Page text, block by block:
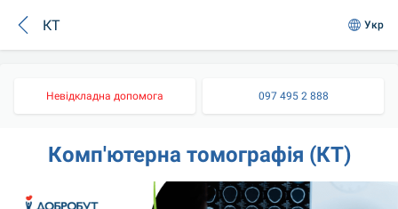
КТ Укр
Невідкладна допомога 097 495 2 888
Комп'ютерна томографія (КТ)